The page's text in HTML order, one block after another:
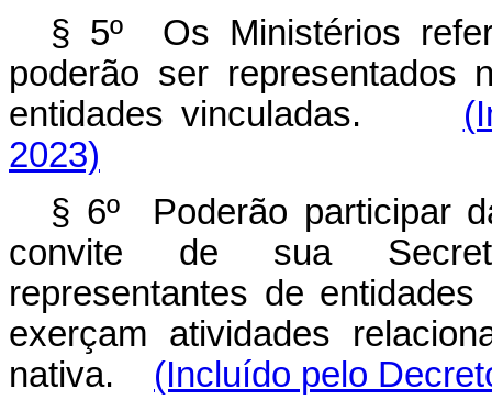
§ 5º Os Ministérios
poderão ser representados
entidades vinculadas.
2023)
§ 6º Poderão participar
convite de sua
representantes de
exerçam atividades
nativa. (Incluído pelo